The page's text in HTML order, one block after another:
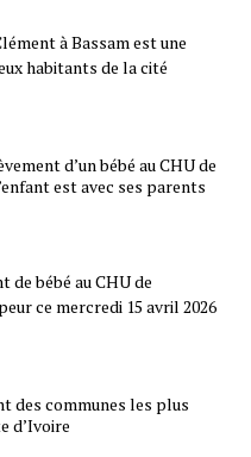
à Bassam est une
habitants de la cité
d’un bébé au CHU de
est avec ses parents
de bébé au CHU de
ce mercredi 15 avril 2026
des communes les plus
d’Ivoire